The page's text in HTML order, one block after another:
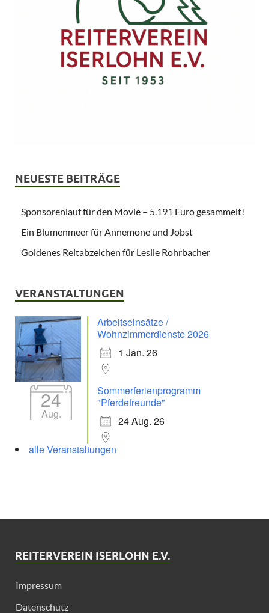
NEUESTE BEITRÄGE
Sponsorenlauf für den Movie – 5.191 Euro gesammelt!
Ein Blumenmeer für Annemone und Jobst
Goldenes Reitabzeichen für Leslie Rohrbacher
VERANSTALTUNGEN
Arbeitseinsätze /
Wohnzimmerdienste 2026
1 Jan. 26
24
Aug.
Sommerferienprogramm
"Pferdefreunde"
24 Aug. 26
alle Veranstaltungen
REITERVEREIN ISERLOHN E.V.
Impressum
Datenschutz